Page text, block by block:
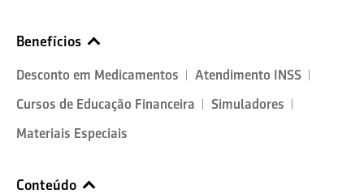
Benefícios
Desconto em Medicamentos
Atendimento INSS
Cursos de Educação Financeira
Simuladores
Materiais Especiais
Conteúdo